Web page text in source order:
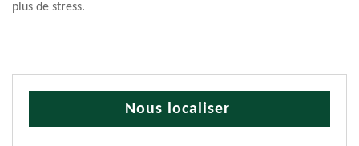
plus de stress.
Nous localiser